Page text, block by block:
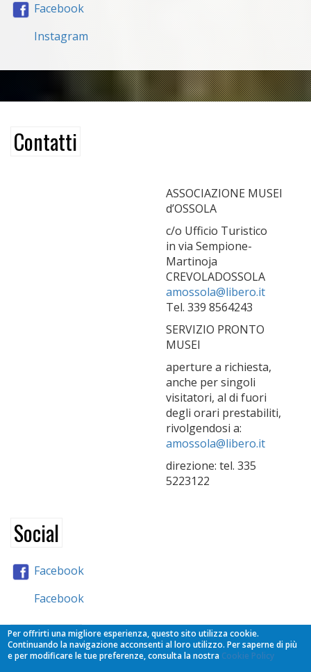
Facebook
Instagram
Contatti
ASSOCIAZIONE MUSEI
d’OSSOLA
c/o Ufficio Turistico
in via Sempione-
Martinoja
CREVOLADOSSOLA
amossola@libero.it
Tel. 339 8564243
SERVIZIO PRONTO
MUSEI
aperture a richiesta,
anche per singoli
visitatori, al di fuori
degli orari prestabiliti,
rivolgendosi a:
amossola@libero.it
direzione: tel. 335
5223122
Social
Facebook
Facebook
Partners
Per offrirti una migliore esperienza, questo sito utilizza cookie.
Continuando la navigazione acconsenti al loro utilizzo. Per saperne di più
e per modificare le tue preferenze, consulta la nostra Cookie Policy